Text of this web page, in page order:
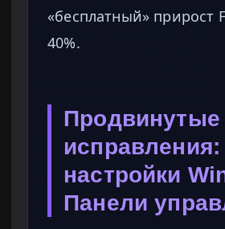
«бесплатный» прирост
40%.
Продвинутые
исправления:
настройки
Панели